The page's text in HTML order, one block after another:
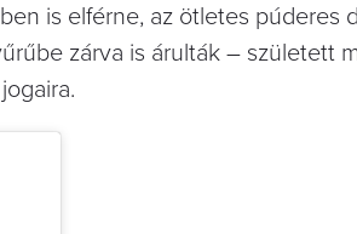
is elférne, az ötletes púderes
zárva is árulták – született